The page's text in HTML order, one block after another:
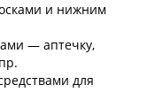
и нижним
— аптечку,
для